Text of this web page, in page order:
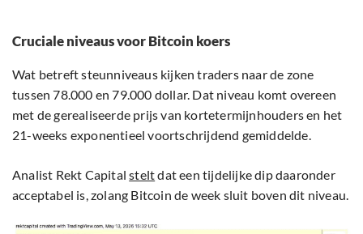
Cruciale niveaus voor Bitcoin koers
Wat betreft steunniveaus kijken traders naar de zone
tussen 78.000 en 79.000 dollar. Dat niveau komt overeen
met de gerealiseerde prijs van kortetermijnhouders en het
21-weeks exponentieel voortschrijdend gemiddelde.
Analist Rekt Capitalsteltdat een tijdelijke dip daaronder
acceptabel is, zolang Bitcoin de week sluit boven dit niveau.